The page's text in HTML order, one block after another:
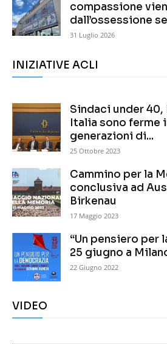
compassione
dall’ossessione
31 Luglio 2026
INIZIATIVE ACLI
Sindaci under 40,
Italia sono ferme
generazioni di...
25 Ottobre 2023
Cammino per la
conclusiva ad
Birkenau
17 Maggio 2023
“Un pensiero per
25 giugno a
22 Giugno 2022
VIDEO